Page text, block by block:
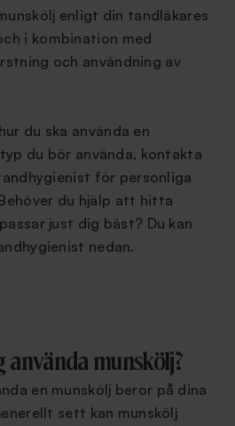
enligt din tandläkares
i kombination med
och användning av
du ska använda en
du bör använda, kontakta
för personliga
du hjälp att hitta
just dig bäst? Du kan
nedan.
munskölj?
en munskölj beror på dina
sett kan munskölj